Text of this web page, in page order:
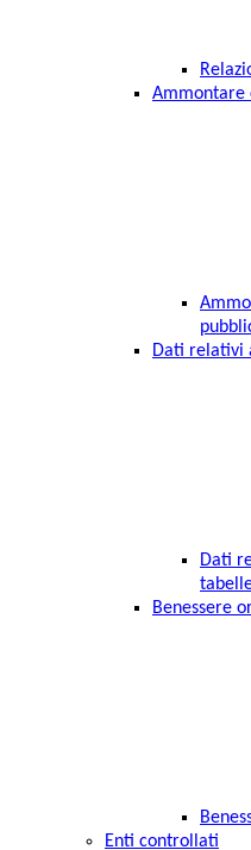
Ammontare
Dati relativi
Dati
Benessere
Enti controllati